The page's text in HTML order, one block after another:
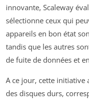
innovante, Scaleway
sélectionne ceux qui
appareils en bon état
tandis que les autres
de fuite de données et
A ce jour, cette initiative
des disques durs,